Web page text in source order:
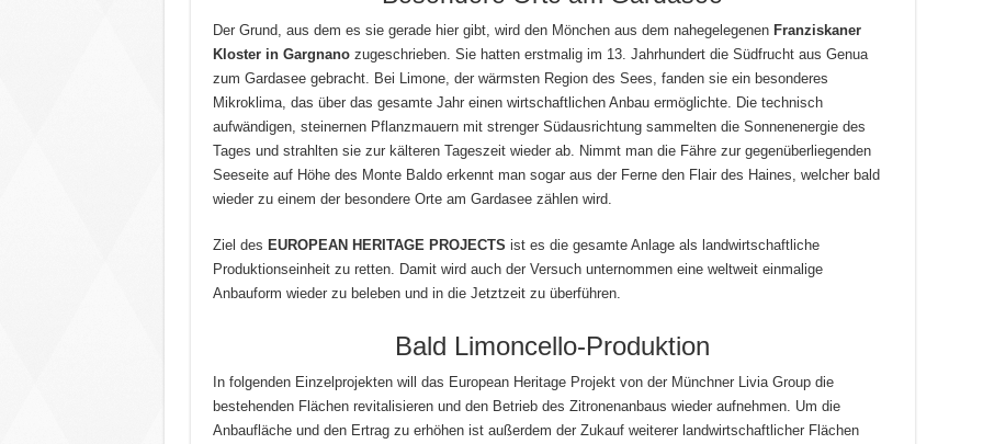
Der Grund, aus dem es sie gerade hier gibt, wird den Mönchen aus dem nahegelegenen Franziskaner
Kloster in Gargnanozugeschrieben. Sie hatten erstmalig im 13. Jahrhundert die Südfrucht aus Genua
zum Gardasee gebracht. Bei Limone, der wärmsten Region des Sees, fanden sie ein besonderes
Mikroklima, das über das gesamte Jahr einen wirtschaftlichen Anbau ermöglichte. Die technisch
aufwändigen, steinernen Pflanzmauern mit strenger Südausrichtung sammelten die Sonnenenergie des
Tages und strahlten sie zur kälteren Tageszeit wieder ab. Nimmt man die Fähre zur gegenüberliegenden
Seeseite auf Höhe des Monte Baldo erkennt man sogar aus der Ferne den Flair des Haines, welcher bald
wieder zu einem der besondere Orte am Gardasee zählen wird.
Ziel des EUROPEAN HERITAGE PROJECTS ist es die gesamte Anlage als landwirtschaftliche
Produktionseinheit zu retten. Damit wird auch der Versuch unternommen eine weltweit einmalige
Anbauform wieder zu beleben und in die Jetztzeit zu überführen.
Bald Limoncello-Produktion
In folgenden Einzelprojekten will das European Heritage Projekt von der Münchner Livia Group die
bestehenden Flächen revitalisieren und den Betrieb des Zitronenanbaus wieder aufnehmen. Um die
Anbaufläche und den Ertrag zu erhöhen ist außerdem der Zukauf weiterer landwirtschaftlicher Flächen